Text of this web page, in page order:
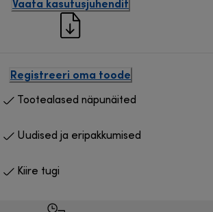
Vaata kasutusjuhendit
Registreeri oma toode
Tootealased näpunäited
Uudised ja eripakkumised
Kiire tugi